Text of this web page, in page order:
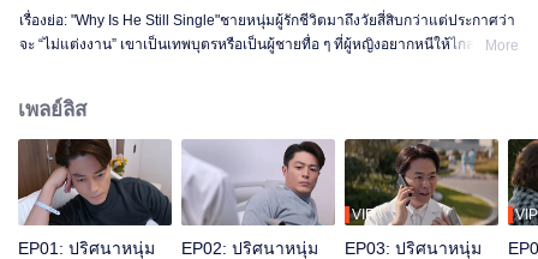
เรื่องย่อ: "Why Is He Still Single"ชายหนุ่มผู้รักชีวิตมาถึงวัยสี่สิบกว่าแต่ประกาศว่า
จะ “ไม่แต่งงาน” เขาเป็นเทพบุตรหรือเป็นผู้ชายทื่อ ๆ ที่ผู้หญิงอยากหนีให้ไกลห่าง
เท่านั้น
More
เพลย์ลิส
EP01: ปริศนาหนุ่ม
EP02: ปริศนาหนุ่ม
VIP
EP03: ปริศนาหนุ่ม
VIP